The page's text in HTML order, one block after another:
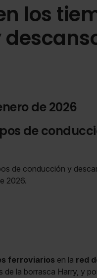
los
de 2026
de
de conducción y
2026.
ferroviarios en la red
de la borrasca Harry, y